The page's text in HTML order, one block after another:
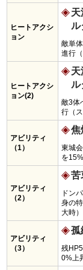
ヒートアクシ
ョン
天
ル
敵単
進行
ヒートアクシ
ョン(2)
天
ル
敵3体
行（
アビリティ
（1）
焦
東城
を
アビリティ
（2）
苦
ドン
身の
大時）
アビリティ
（3）
孤
残
0%上